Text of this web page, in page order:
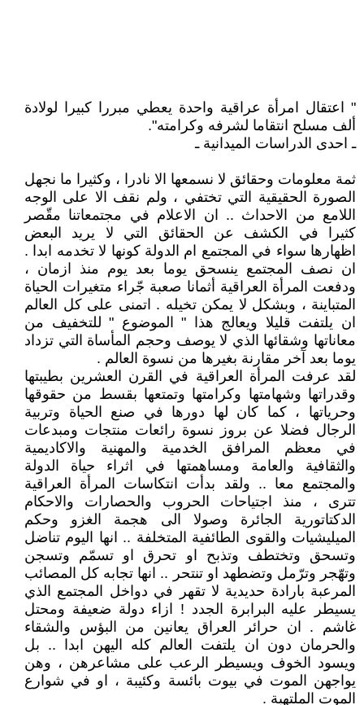
" اعتقال امرأة عراقية واحدة يعطي مبررا كبيرا لولادة
ألف مسلح انتقاما لشرفه وكرامته".
ـ احدى الدراسات الميدانية ـ
ثمة معلومات وحقائق لا نسمعها الا نادرا ، وكثيرا ما نجهل
الصورة الحقيقية التي تختفي ، ولم نقف الا على الوجه
اللامع من الاحداث .. ان الاعلام في مجتمعاتنا مقّصر
كثيرا في الكشف عن الحقائق التي لا يريد البعض
اظهارها سواء في المجتمع ام الدولة كونها لا تخدمه ابدا .
ان نصف المجتمع ينسحق يوما بعد يوم منذ ازمان ،
ودفعت المرأة العراقية أثمانا صعبة جّراء متغيرات الحياة
المتباينة ، وبشكل لا يمكن تخيله . اتمنى على كل العالم
ان يلتفت قليلا ويعالج هذا " الموضوع " للتخفيف من
معاناتها وشقائها الذي لا يوصف وحجم المأساة التي تزداد
يوما بعد آخر مقارنة بغيرها من نسوة العالم .
لقد عرفت المرأة العراقية في القرن العشرين بطيبتها
وقدراتها وشهامتها وكرامتها وتمتعها بقسط من حقوقها
وحرياتها ، كما كان لها دورها في صنع الحياة وتربية
الرجال فضلا عن بروز نسوة رائعات منتجات ومبدعات
في معظم المرافق الخدمية والمهنية والاكاديمية
والثقافية والعامة ومساهمتها في اثراء حياة الدولة
والمجتمع معا .. ولقد بدأت انتكاسات المرأة العراقية
تترى ، منذ اجتياحات الحروب والحصارات والاحكام
الدكتاتورية الجائرة وصولا الى هجمة الغزو وحكم
الميليشيات والقوى الطائفية المتخلفة .. انها اليوم تناضل
وتسحق وتختطف وتذبح او تحرق او تسمّم وتسجن
وتهّجر وترّمل وتضطهد او تنتحر .. انها تجابه كل المصائب
المرعبة بارادة حديدية لا تقهر في دواخل المجتمع الذي
يسيطر عليه البرابرة الجدد ! ازاء دولة ضعيفة ومحتل
غاشم . ان حرائر العراق يعانين من البؤس والشقاء
والحرمان دون ان يلتفت العالم كله اليهن ابدا .. بل
ويسود الخوف ويسيطر الرعب على مشاعرهن ، وهن
يواجهن الموت في بيوت بائسة وكئيبة ، او في شوارع
الموت الملتهبة .